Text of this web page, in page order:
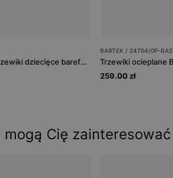
Brązowe czekoladowe trzewiki dziecięce barefoot BARTEK 86312-52
BARTEK / 24764/0P-BAS
259.00 zł
Cię zainteresować